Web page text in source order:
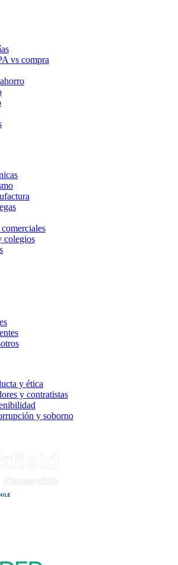
vs compra
colegios
y ética
y contratistas
y soborno